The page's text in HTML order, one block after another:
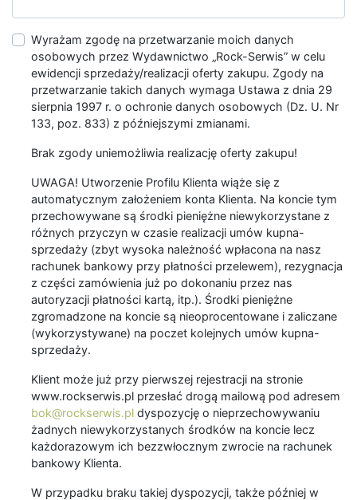
Wyrażam zgodę na przetwarzanie moich danych
osobowych przez Wydawnictwo „Rock-Serwis” w celu
ewidencji sprzedaży/realizacji oferty zakupu. Zgody na
przetwarzanie takich danych wymaga Ustawa z dnia 29
sierpnia 1997 r. o ochronie danych osobowych (Dz. U. Nr
133, poz. 833) z późniejszymi zmianami.
Brak zgody uniemożliwia realizację oferty zakupu!
UWAGA! Utworzenie Profilu Klienta wiąże się z
automatycznym założeniem konta Klienta. Na koncie tym
przechowywane są środki pieniężne niewykorzystane z
różnych przyczyn w czasie realizacji umów kupna-
sprzedaży (zbyt wysoka należność wpłacona na nasz
rachunek bankowy przy płatności przelewem), rezygnacja
z części zamówienia już po dokonaniu przez nas
autoryzacji płatności kartą, itp.). Środki pieniężne
zgromadzone na koncie są nieoprocentowane i zaliczane
(wykorzystywane) na poczet kolejnych umów kupna-
sprzedaży.
Klient może już przy pierwszej rejestracji na stronie
www.rockserwis.pl przesłać drogą mailową pod adresem
bok@rockserwis.pl dyspozycję o nieprzechowywaniu
żadnych niewykorzystanych środków na koncie lecz
każdorazowym ich bezzwłocznym zwrocie na rachunek
bankowy Klienta.
W przypadku braku takiej dyspozycji, także później w